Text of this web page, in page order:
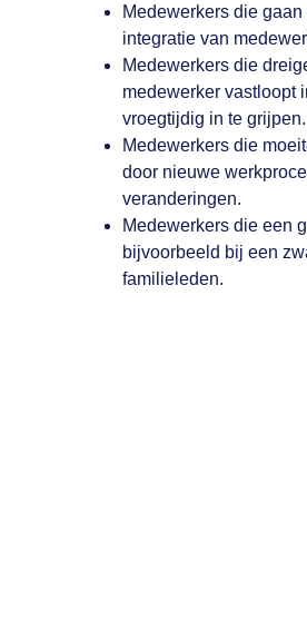
Medewerkers die
integratie van
Medewerkers die
medewerker vastloopt
vroegtijdig in te grijpen.
Medewerkers die
door nieuwe
veranderingen.
Medewerkers die een
bijvoorbeeld bij een
familieleden.